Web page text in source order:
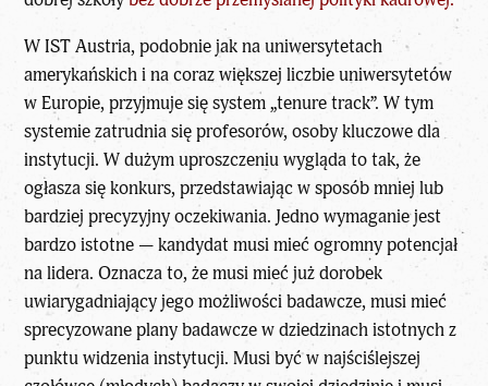
W IST Austria, podobnie jak na uniwersytetach
amerykańskich i na coraz większej liczbie uniwersytetów
w Europie, przyjmuje się system „tenure track”. W tym
systemie zatrudnia się profesorów, osoby kluczowe dla
instytucji. W dużym uproszczeniu wygląda to tak, że
ogłasza się konkurs, przedstawiając w sposób mniej lub
bardziej precyzyjny oczekiwania. Jedno wymaganie jest
bardzo istotne — kandydat musi mieć ogromny potencjał
na lidera. Oznacza to, że musi mieć już dorobek
uwiarygadniający jego możliwości badawcze, musi mieć
sprecyzowane plany badawcze w dziedzinach istotnych z
punktu widzenia instytucji. Musi być w najściślejszej